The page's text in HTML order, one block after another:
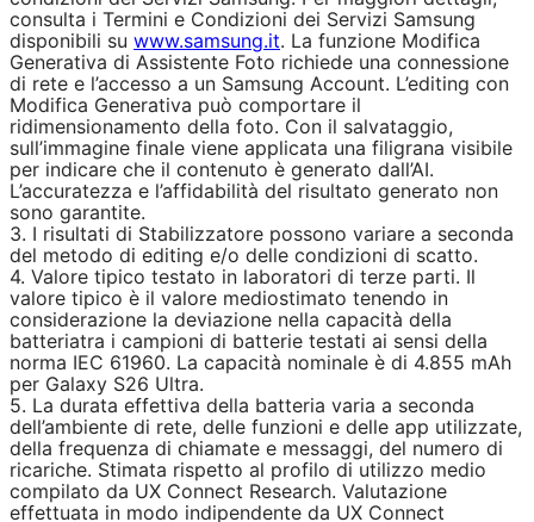
consulta i Termini e Condizioni dei Servizi Samsung
disponibili su www.samsung.it. La funzione Modifica
Generativa di Assistente Foto richiede una connessione
di rete e l’accesso a un Samsung Account. L’editing con
Modifica Generativa può comportare il
ridimensionamento della foto. Con il salvataggio,
sull’immagine finale viene applicata una filigrana visibile
per indicare che il contenuto è generato dall’AI.
L’accuratezza e l’affidabilità del risultato generato non
sono garantite.
3. I risultati di Stabilizzatore possono variare a seconda
del metodo di editing e/o delle condizioni di scatto.
4. Valore tipico testato in laboratori di terze parti. Il
valore tipico è il valore mediostimato tenendo in
considerazione la deviazione nella capacità della
batteriatra i campioni di batterie testati ai sensi della
norma IEC 61960. La capacità nominale è di 4.855 mAh
per Galaxy S26 Ultra.
5. La durata effettiva della batteria varia a seconda
dell’ambiente di rete, delle funzioni e delle app utilizzate,
della frequenza di chiamate e messaggi, del numero di
ricariche. Stimata rispetto al profilo di utilizzo medio
compilato da UX Connect Research. Valutazione
effettuata in modo indipendente da UX Connect